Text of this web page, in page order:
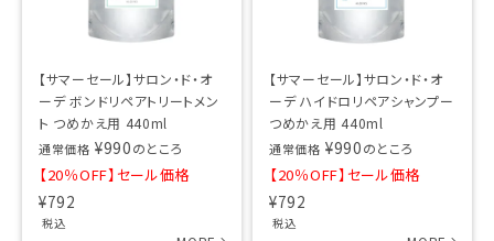
【サマーセール】サロン・ド・オ
ーデ ボンドリペアトリートメン
ト つめかえ用 440ml
通常価格 ¥990のところ
【20％OFF】セール価格
¥792
税込
【サマーセール】サロン・ド・オ
ーデ ハイドロリペアシャンプー
つめかえ用 440ml
通常価格 ¥990のところ
【20％OFF】セール価格
¥792
税込